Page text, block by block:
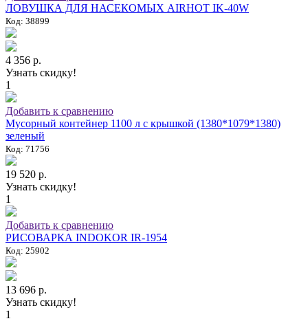
ЛОВУШКА ДЛЯ НАСЕКОМЫХ AIRHOT IK-40W
Код: 38899
4 356 р.
Узнать скидку!
1
Добавить к сравнению
Мусорный контейнер 1100 л с крышкой (1380*1079*1380)
зеленый
Код: 71756
19 520 р.
Узнать скидку!
1
Добавить к сравнению
РИСОВАРКА INDOKOR IR-1954
Код: 25902
13 696 р.
Узнать скидку!
1